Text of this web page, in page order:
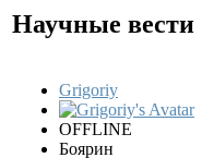
Научные вести
Grigoriy
OFFLINE
Боярин